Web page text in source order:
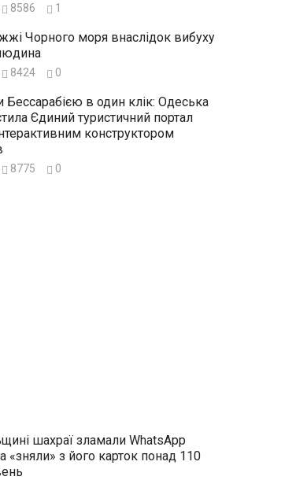
8586 1
Чорного моря внаслідок вибуху
8424 0
Бессарабією в один клік: Одеська
Єдиний туристичний портал
конструктором
8775 0
шахраї зламали WhatsApp
«зняли» з його карток понад 110